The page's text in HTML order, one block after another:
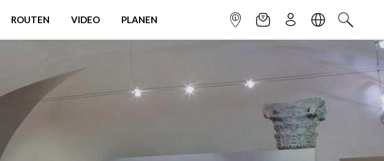
ROUTEN VIDEO PLANEN INFOPUNKTNEWSLETTER
ANMELDENSPRACHESUCHEN